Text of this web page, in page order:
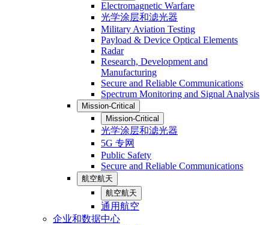
Electromagnetic Warfare
光学涂层和滤光器
Military Aviation Testing
Payload & Device Optical Elements
Radar
Research, Development and
Manufacturing
Secure and Reliable Communications
Spectrum Monitoring and Signal Analysis
Mission-Critical
Mission-Critical
光学涂层和滤光器
5G 专网
Public Safety
Secure and Reliable Communications
航空航天
航空航天
通用航空
企业和数据中心